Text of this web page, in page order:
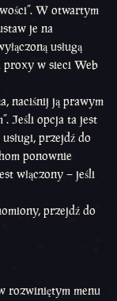
W otwartym
je na
usługą
proxy w sieci Web
naciśnij ją prawym
Jeśli opcja ta jest
przejdź do
ponownie
włączony – jeśli
przejdź do
rozwiniętym menu